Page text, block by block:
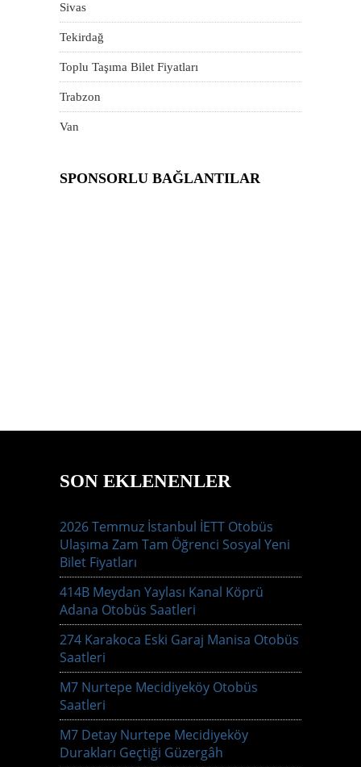
Sivas
Tekirdağ
Toplu Taşıma Bilet Fiyatları
Trabzon
Van
SPONSORLU BAĞLANTILAR
SON EKLENENLER
2026 Temmuz İstanbul İETT Otobüs
Ulaşıma Zam Tam Öğrenci Sosyal Yeni
Bilet Fiyatları
414B Meydan Yaylası Kanal Köprü
Adana Otobüs Saatleri
274 Karakoca Eski Garaj Manisa Otobüs
Saatleri
M7 Nurtepe Mecidiyeköy Otobüs
Saatleri
M7 Detay Nurtepe Mecidiyeköy
Durakları Geçtiği Güzergâh